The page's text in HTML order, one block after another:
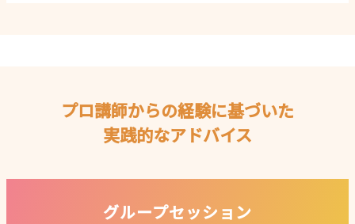
プロ講師からの経験に基づいた
実践的なアドバイス
グループセッション